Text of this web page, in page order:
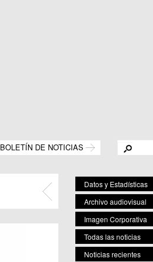
BOLETÍN DE NOTICIAS
Datos y Estadísticas
Archivo audiovisual
Imagen Corporativa
Todas las noticias
Noticias recientes